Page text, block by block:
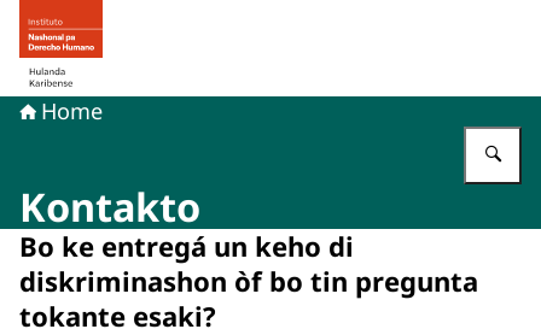
bai homepage di Derecho humano na Hulanda
Home
Kontakto
Bo ke entregá un keho di
diskriminashon òf bo tin pregunta
tokante esaki?